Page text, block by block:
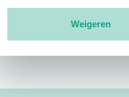
Weigeren
Reviews